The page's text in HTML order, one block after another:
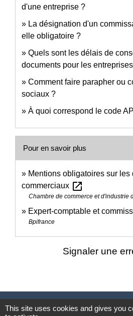
d'une entreprise ?
La désignation d'un
elle obligatoire ?
Quels sont les délais de
documents pour les
Comment faire parapher ou
sociaux ?
À quoi correspond le code
Pour en savoir plus
Mentions obligatoires sur les
commerciaux open_in_new
Chambre de commerce et d'industrie
Expert-comptable et
Bpifrance
Signaler une
Nous
This site uses cookies and gives you